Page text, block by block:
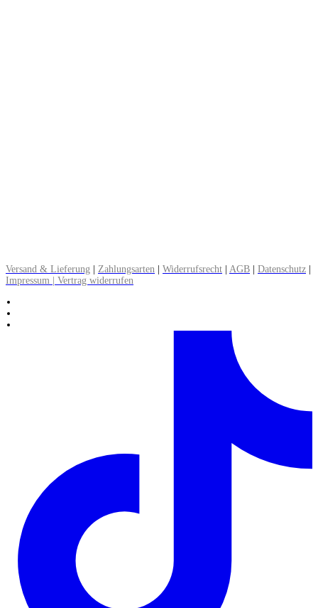
Versand & Lieferung
Zahlungsarten Widerrufsrecht AGB Datenschutz
Impressum | Vertrag widerrufen